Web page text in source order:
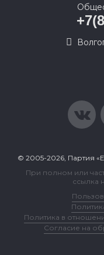
© 2005-2026, Партия
При полном или
ссылка
Политика в
Согласие на